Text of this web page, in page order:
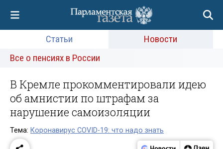
Статьи
Новости
Все о пенсиях в России
В Кремле прокомментировали идею
об амнистии по штрафам за
нарушение самоизоляции
Тема: Коронавирус COVID-19: что надо знать